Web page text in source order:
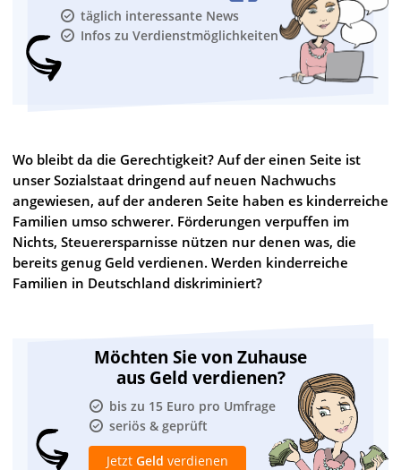
täglich interessante News
Infos zu Verdienstmöglichkeiten
Wo bleibt da die Gerechtigkeit? Auf der einen Seite ist
unser Sozialstaat dringend auf neuen Nachwuchs
angewiesen, auf der anderen Seite haben es kinderreiche
Familien umso schwerer. Förderungen verpuffen im
Nichts, Steuerersparnisse nützen nur denen was, die
bereits genug Geld verdienen. Werden kinderreiche
Familien in Deutschland diskriminiert?
Möchten Sie von Zuhause
aus Geld verdienen?
bis zu 15 Euro pro Umfrage
seriös & geprüft
Jetzt Geld verdienen